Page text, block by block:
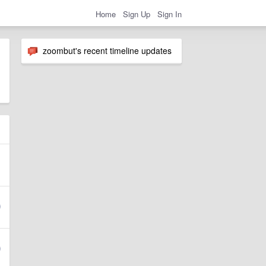
Home Sign Up Sign In
zoombut's recent timeline updates